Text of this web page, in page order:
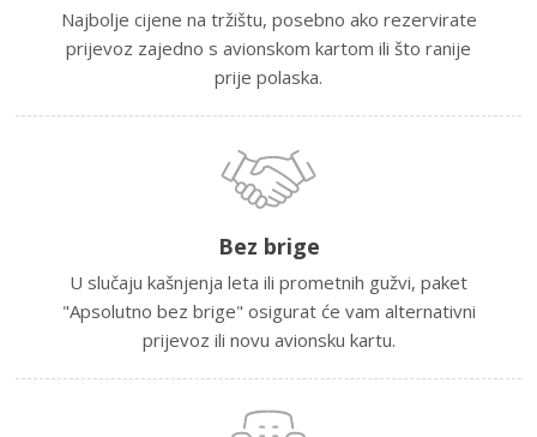
Najbolje cijene na tržištu, posebno ako rezervirate
prijevoz zajedno s avionskom kartom ili što ranije
prije polaska.
Bez brige
U slučaju kašnjenja leta ili prometnih gužvi, paket
"Apsolutno bez brige" osigurat će vam alternativni
prijevoz ili novu avionsku kartu.